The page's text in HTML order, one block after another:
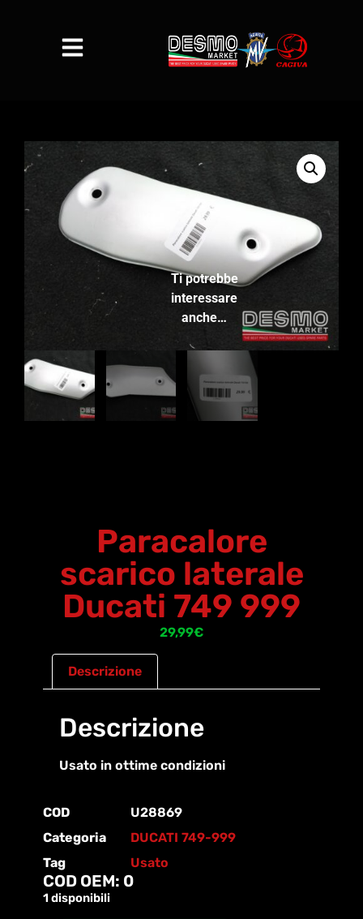
Paracalore
scarico laterale
Ducati 749 999
29,99€
Descrizione
Descrizione
Usato in ottime condizioni
COD
U28869
Categoria
DUCATI 749-999
Tag
Usato
COD OEM: 0
1 disponibili
Ti potrebbe
interessare
anche…